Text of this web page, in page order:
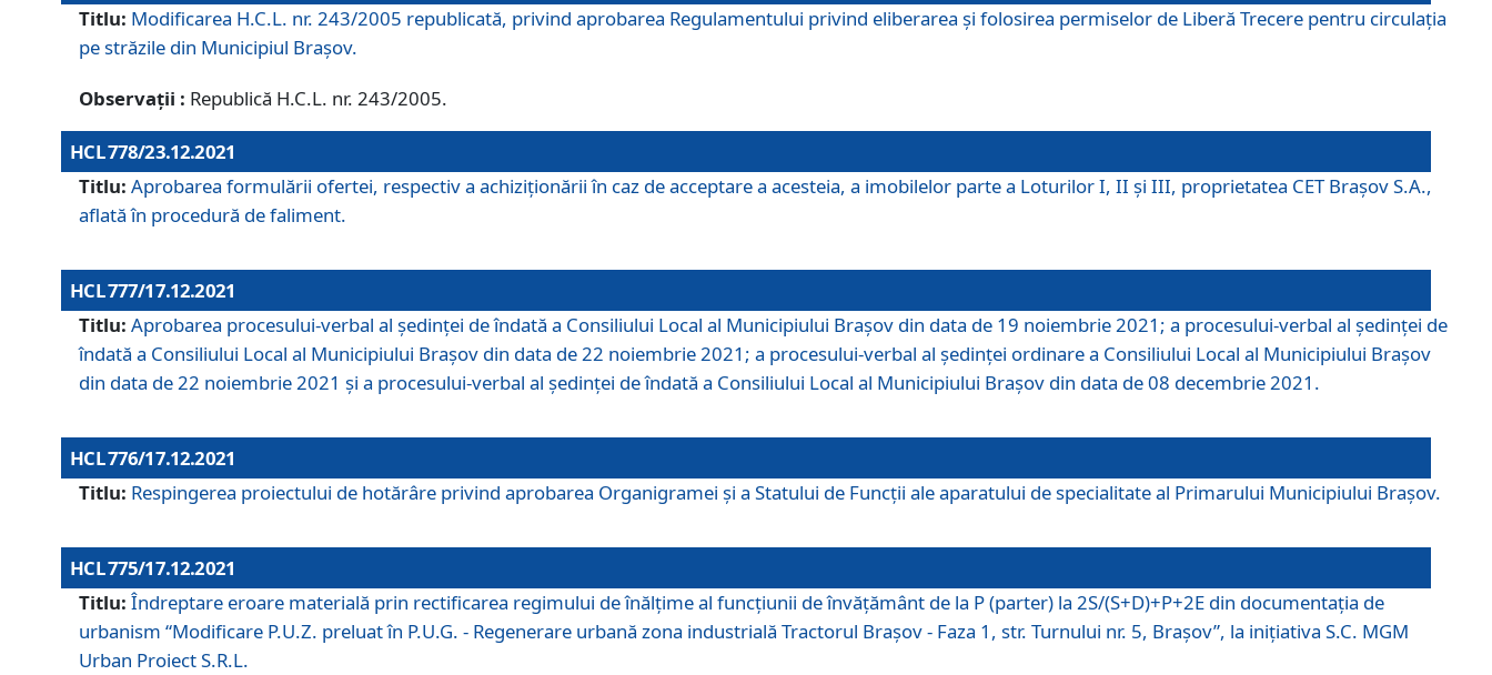
Titlu: Modificarea H.C.L. nr. 243/2005 republicată, privind aprobarea Regulamentului privind eliberarea şi folosirea permiselor de Liberă Trecere pentru circulația
pe străzile din Municipiul Braşov.
Observații : Republică H.C.L. nr. 243/2005.
HCL 778/23.12.2021
Titlu: Aprobarea formulării ofertei, respectiv a achiziționării în caz de acceptare a acesteia, a imobilelor parte a Loturilor I, II și III, proprietatea CET Brașov S.A.,
aflată în procedură de faliment.
HCL 777/17.12.2021
Titlu: Aprobarea procesului-verbal al şedinţei de îndată a Consiliului Local al Municipiului Braşov din data de 19 noiembrie 2021; a procesului-verbal al şedinţei de
îndată a Consiliului Local al Municipiului Braşov din data de 22 noiembrie 2021; a procesului-verbal al şedinţei ordinare a Consiliului Local al Municipiului Braşov
din data de 22 noiembrie 2021 și a procesului-verbal al şedinţei de îndată a Consiliului Local al Municipiului Braşov din data de 08 decembrie 2021.
HCL 776/17.12.2021
Titlu: Respingerea proiectului de hotărâre privind aprobarea Organigramei şi a Statului de Funcţii ale aparatului de specialitate al Primarului Municipiului Braşov.
HCL 775/17.12.2021
Titlu: Îndreptare eroare materială prin rectificarea regimului de înălţime al funcţiunii de învăţământ de la P (parter) la 2S/(S+D)+P+2E din documentaţia de
urbanism “Modificare P.U.Z. preluat în P.U.G. - Regenerare urbană zona industrială Tractorul Braşov - Faza 1, str. Turnului nr. 5, Braşov”, la iniţiativa S.C. MGM
Urban Proiect S.R.L.